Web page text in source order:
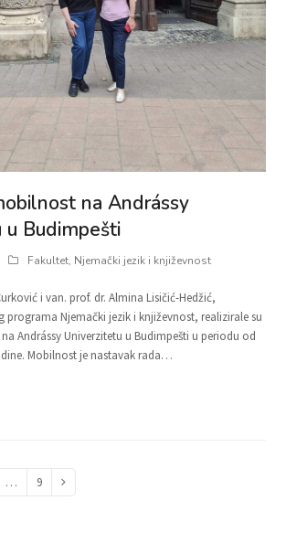
na Andrássy
u Budimpešti
Fakultet, Njemački jezik i književnost
i van. prof. dr. Almina Lisičić-Hedžić,
programa Njemački jezik i književnost, realizirale su
Andrássy Univerzitetu u Budimpešti u periodu od
Mobilnost je nastavak rada…
… Page
9